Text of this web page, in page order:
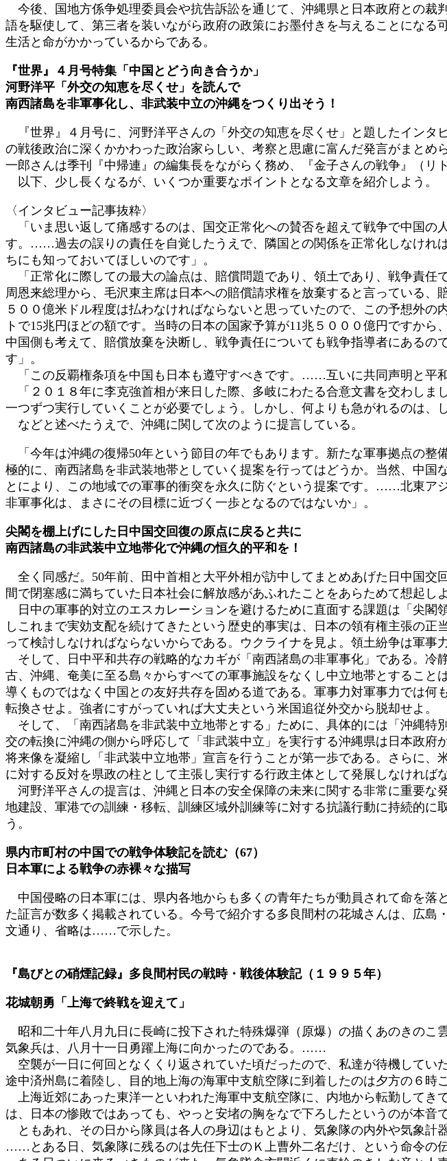
今後、国地方係争処理委員会や抗告訴訟を通じて、沖縄県と日本政府との裁
語を駆使して、第三者を装いながら政府の政策にお墨付きを与えることになる
生活と命がかかっているからである。
『世界』４月号特集「中国とどう向き合うか」
河野洋平「外交の知恵を尽くせ」を読んで
南西諸島を非軍事化し、非武装中立の沖縄をつくり出そう！
『世界』４月号に、河野洋平さんの「外交の知恵を尽くせ」と題したインタ
の戦後政治に深くかかわった政治家らしい、考察と思慮に富んだ発言がまとめ
一郎さんは季刊『中帰連』の編集長をながらく務め、『金子さんの戦争』（リ
以下、少し長くなるが、いくつか重要なポイントとなる文章を紹介しよう。
〈インタビュー記事抜粋〉
「いま思い返して痛感するのは、国交正常化への賛否を超えて戦争で中国の
す。……過去の誤りの責任を自覚したうえで、隣国との関係を正常化しなけれ
ちにも知っておいてほしいのです」。
「正常化に際しての最大の論点は、賠償問題であり、領土であり、戦争責
周恩来総理から、毛沢東主席は日本への賠償請求権を放棄すると言っている
５００億米ドル程度は払わなければならないと思っていたので、この予想外
トで15兆円ほどの額です。当時の日本の国家予算が11兆５０００億円ですか
中国側も考えて、賠償放棄を決断し、戦争責任についても戦争指導者にある
す」。
「この反覇権条項を中国も日本も遵守すべきです。……互いに共同声明と平
「２０１８年に李克強首相が来日した際、多岐にわたる合意文書を交わしま
一つずつ実行していくことが必要でしょう。しかし、何よりも急がれるのは、
などと述べたうえで、沖縄に関して次のように提言している。
「今年は沖縄の復帰50年という節目の年でもあります。新たな軍事拠点の整
極的に、南西諸島を非武装地帯としていく提案を行ってはどうか。当然、中国
とにより、この地域での軍事的衝突を永久に防ぐという提案です。……北東ア
非軍事化は、まさにその目標に近づく一歩となるのではないか」。
尖閣を棚上げにした日中国交回復の原点に戻ると共に
南西諸島の非武装中立地帯化で沖縄の恒久的平和を！
全く同感だ。50年前、田中首相と大平外相が訪中してまとめあげた日中国交
間で閉塞感に満ちていた日本社会に解放感があふれたことをあらためて想起し
日中の軍事的対立のエスカレーションを避けるために直面する課題は「尖閣
しこれまで実効支配を続けてきたという歴史的事実は、日本の領有権主張の
って検討しなければならないからである。ウクライナを見よ。領土紛争は軍事
そして、日中平和共存の戦略的なカギが「南西諸島の非軍事化」である。冷
古、沖縄、奄美に至る島々からすべての軍事施設をなくし中立地帯とすること
導くものではなく中国との友好共存を固める道である。軍事力対軍事力では何
転換させよ。強者にすがっていれば大丈夫という米国追従外交から脱却せよ。
そして、「南西諸島を非武装中立地帯とする」ために、具体的には「沖縄特
交の転換に沖縄の側から呼応して「非武装中立」を実行する沖縄県は日本政府
将来像を凝縮し「非武装中立地帯」宣言を行うことが第一歩である。さらに、
に対する反対を県政の柱として主張し実行する行政主体として発展しなけれ
河野洋平さんの提言は、沖縄と日本の安全保障の未来に関する非常に重要な
地建設、軍港での訓練・移転、訓練区域外訓練等に対する抗議行動に持続的に
う。
県内市町村の中国での戦争体験記を読む（67）
日本軍による戦争の赤裸々な描写
中国侵略の日本軍には、県内各地からも多くの青年たちが動員されて命を落
た証言が数多く掲載されている。今号で紹介する多良間村の花城さんは、広
文通り、省略は……で示した。
『島びとの硝煙記録』多良間村民の戦時・戦後体験記（１９９５年）
花城朝勇「上海で終戦を迎えて」
昭和二十年八月九日に長崎に投下された特殊爆弾（原爆）の描くあのきのこ
気象兵は、八月十一日勇躍上海に向かったのである。……
空襲が一日に何回となくくり返されていた頃だったので、私達が待機してい
途中済州島に着陸し、目的地上海の海軍中支航空隊に到着したのは夕方の６
上海近郊にあった東洋一といわれた海軍中支航空隊に、内地から転勤して
は、日本の惨敗ではあっても、やっと安堵の胸をなで下ろしたというのが本音
ともあれ、その日から隊員は各人の身辺はもとより、気象隊の内外や気象計
……とある日、気象隊に残るのは先任下士のＫ上曹外二名だけ、という命令